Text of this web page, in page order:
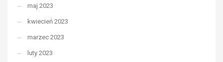
maj 2023
kwiecień 2023
marzec 2023
luty 2023